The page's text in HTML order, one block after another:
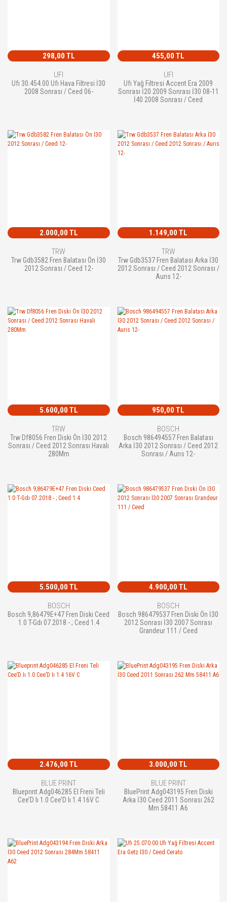
298,00 TL
UFI
Ufı 30.454.00 Ufı Hava Filtresi İ30
2008 Sonrası / Ceed 06-
455,00 TL
UFI
Ufı Yağ Filtresi Accent Era 2009
Sonrası İ20 2009 Sonrası İ30 08-11
İ40 2008 Sonrası / Ceed
2.000,00 TL
TRW
Trw Gdb3582 Fren Balatası Ön İ30
2012 Sonrası / Ceed 12-
1.149,00 TL
TRW
Trw Gdb3537 Fren Balatası Arka İ30
2012 Sonrası / Ceed 2012 Sonrası /
Aurıs 12-
5.600,00 TL
TRW
Trw Df8056 Fren Diski Ön İ30 2012
Sonrası / Ceed 2012 Sonrası Havalı
280Mm
950,00 TL
BOSCH
Bosch 986494557 Fren Balatası
Arka İ30 2012 Sonrası / Ceed 2012
Sonrası / Aurıs 12-
5.500,00 TL
BOSCH
Bosch 9,86479E+47 Fren Diski Ceed
1.0 T-Gdı 07.2018 - ; Ceed 1.4
4.900,00 TL
BOSCH
Bosch 986479537 Fren Diski Ön İ30
2012 Sonrası İ30 2007 Sonrası
Grandeur 111 / Ceed
2.476,00 TL
BLUE PRINT
Blueprınt Adg046285 El Freni Teli
Cee’D Iı 1.0 Cee’D Iı 1.4 16V C
3.000,00 TL
BLUE PRINT
BluePrint Adg043195 Fren Diski
Arka İ30 Ceed 2011 Sonrası 262
Mm 58411 A6